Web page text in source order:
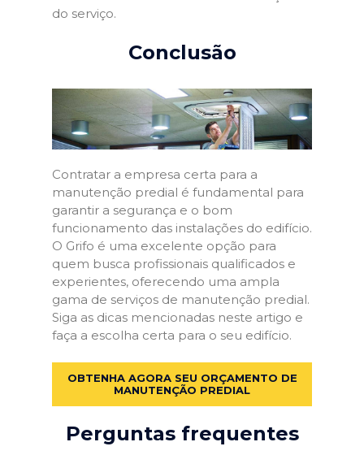
do serviço.
Conclusão
Contratar a empresa certa para a
manutenção predial é fundamental para
garantir a segurança e o bom
funcionamento das instalações do edifício.
O Grifo é uma excelente opção para
quem busca profissionais qualificados e
experientes, oferecendo uma ampla
gama de serviços de manutenção predial.
Siga as dicas mencionadas neste artigo e
faça a escolha certa para o seu edifício.
OBTENHA AGORA SEU ORÇAMENTO DE
MANUTENÇÃO PREDIAL
Perguntas frequentes